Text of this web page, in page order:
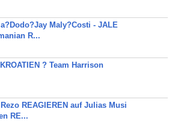
Maly?Costi - JALE
R...
? Team Harrison
REAGIEREN auf Julias Musi
RE...